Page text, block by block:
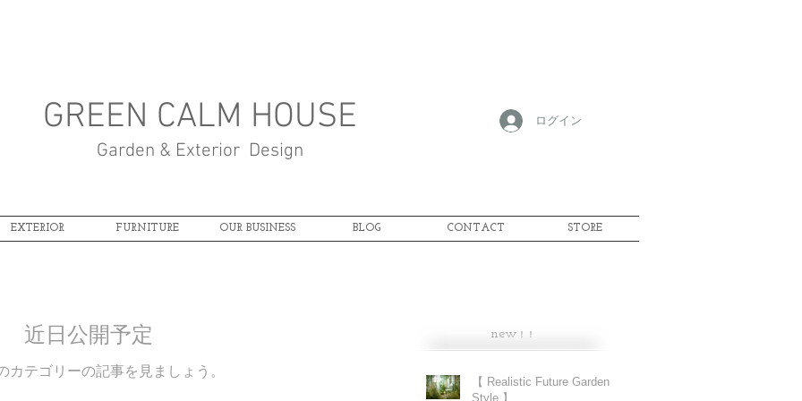
GREEN CALM HOUSE
Garden & Exterior Design
ログイン
EXTERIOR FURNITURE OUR BUSINESS BLOG CONTACT STORE
近日公開予定
カテゴリーの記事を見ましょう。
new ！！
【 Realistic Future Garden
Style 】